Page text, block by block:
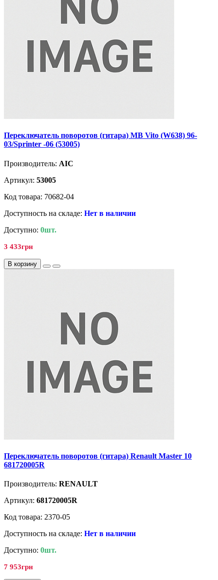
Переключатель поворотов (гитара) MB Vito (W638) 96-
03/Sprinter -06 (53005)
Производитель: AIC
Артикул: 53005
Код товара: 70682-04
Доступность на складе: Нет в наличии
Доступно: 0шт.
3 433грн
В корзину
Переключатель поворотов (гитара) Renault Master 10
681720005R
Производитель: RENAULT
Артикул: 681720005R
Код товара: 2370-05
Доступность на складе: Нет в наличии
Доступно: 0шт.
7 953грн